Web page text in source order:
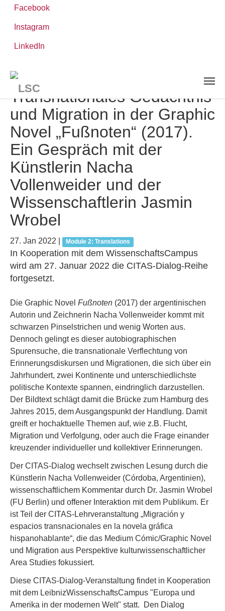
Facebook
Instagram
LinkedIn
Leibniz-WissenschaftsCampus
Transnationales Gedächtnis
und Migration in der Graphic
Novel „Fußnoten“ (2017).
Ein Gespräch mit der
Künstlerin Nacha
Vollenweider und der
Wissenschaftlerin Jasmin
Wrobel
27. Jan 2022 Module 2: Translations
In Kooperation mit dem WissenschaftsCampus
wird am 27. Januar 2022 die CITAS-Dialog-Reihe
fortgesetzt.
Die Graphic Novel Fußnoten (2017) der argentinischen
Autorin und Zeichnerin Nacha Vollenweider kommt mit
schwarzen Pinselstrichen und wenig Worten aus.
Dennoch gelingt es dieser autobiographischen
Spurensuche, die transnationale Verflechtung von
Erinnerungsdiskursen und Migrationen, die sich über ein
Jahrhundert, zwei Kontinente und unterschiedlichste
politische Kontexte spannen, eindringlich darzustellen.
Der Bildtext schlägt damit die Brücke zum Hamburg des
Jahres 2015, dem Ausgangspunkt der Handlung. Damit
greift er hochaktuelle Themen auf, wie z.B. Flucht,
Migration und Verfolgung, oder auch die Frage einander
kreuzender individueller und kollektiver Erinnerungen.
Der CITAS-Dialog wechselt zwischen Lesung durch die
Künstlerin Nacha Vollenweider (Córdoba, Argentinien),
wissenschaftlichem Kommentar durch Dr. Jasmin Wrobel
(FU Berlin) und offener Interaktion mit dem Publikum. Er
ist Teil der CITAS-Lehrveranstaltung „Migración y
espacios transnacionales en la novela gráfica
hispanohablante“, die das Medium Cómic/Graphic Novel
und Migration aus Perspektive kulturwissenschaftlicher
Area Studies fokussiert.
Diese CITAS-Dialog-Veranstaltung findet in Kooperation
mit dem LeibnizWissenschaftsCampus "Europa und
Amerika in der modernen Welt" statt. Den Dialog